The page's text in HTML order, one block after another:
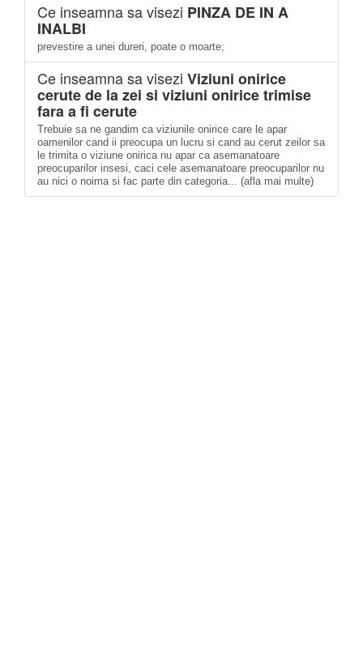
Ce inseamna sa visezi PINZA DE IN A
INALBI
prevestire a unei dureri, poate o moarte;
Ce inseamna sa visezi Viziuni onirice
cerute de la zei si viziuni onirice trimise
fara a fi cerute
Trebuie sa ne gandim ca viziunile onirice care le apar
oamenilor cand ii preocupa un lucru si cand au cerut zeilor sa
le trimita o viziune onirica nu apar ca asemanatoare
preocuparilor insesi, caci cele asemanatoare preocuparilor nu
au nici o noima si fac parte din categoria... (afla mai multe)